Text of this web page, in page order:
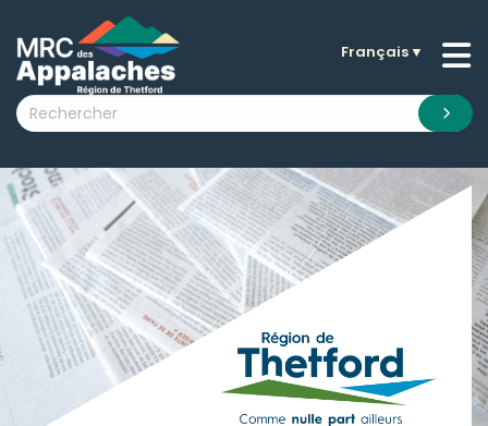
submenu (La MRC )
submenu (Citoyens )
submenu (Visiteurs )
submenu (Nouvelles )
submenu (Documentation )
Français▼